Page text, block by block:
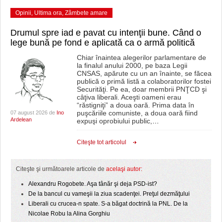
Opinii, Ultima ora, Zâmbete amare
Drumul spre iad e pavat cu intenţii bune. Când o
lege bună pe fond e aplicată ca o armă politică
07 august 2026 de Ino
Ardelean
Chiar înaintea alegerilor parlamentare de
la finalul anului 2000, pe baza Legii
CNSAS, apărute cu un an înainte, se făcea
publică o primă listă a colaboratorilor fostei
Securităţi. Pe ea, doar membrii PNŢCD şi
câţiva liberali. Aceşti oameni erau
“răstigniţi” a doua oară. Prima data în
puşcăriile comuniste, a doua oară fiind
expuşi oprobiului public,…
Citeşte tot articolul
Citeşte şi următoarele articole de acelaşi autor:
Alexandru Rogobete. Aşa tânăr şi deja PSD-ist?
De la bancul cu vameşii la ziua scadenţei. Preţul dezmăţului
Liberali cu crucea-n spate. S-a băgat doctrină la PNL. De la
Nicolae Robu la Alina Gorghiu